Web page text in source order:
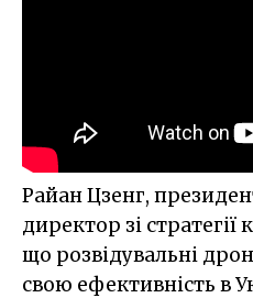
Райан Цзенг,
директор зі стратегії
що розвідувальні
свою ефективність в